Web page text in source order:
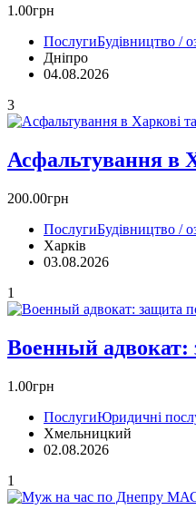
1.00грн
ПослугиБудівництво /
Дніпро
04.08.2026
3
Асфальтування в
200.00грн
ПослугиБудівництво /
Харків
03.08.2026
1
Военный
1.00грн
ПослугиЮридичні
Хмельницкий
02.08.2026
1